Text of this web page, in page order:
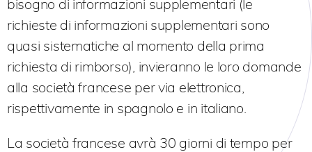
bisogno di informazioni supplementari (le
richieste di informazioni supplementari sono
quasi sistematiche al momento della prima
richiesta di rimborso), invieranno le loro domande
alla società francese per via elettronica,
rispettivamente in spagnolo e in italiano.
La società francese avrà 30 giorni di tempo per